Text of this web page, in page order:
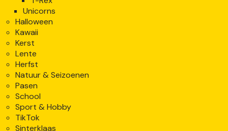
Unicorns
Halloween
Kawaii
Kerst
Lente
Herfst
Natuur & Seizoenen
Pasen
School
Sport & Hobby
TikTok
Sinterklaas